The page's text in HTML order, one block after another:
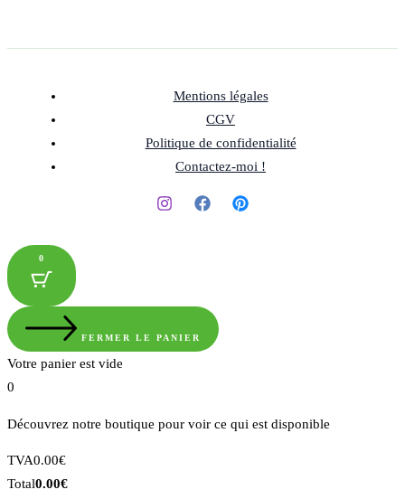
Mentions légales
CGV
Politique de confidentialité
Contactez-moi !
0
FERMER LE PANIER
Votre panier est vide
0
Découvrez notre boutique pour voir ce qui est disponible
Montant
de
TVA0.00€
Total
Total0.00€